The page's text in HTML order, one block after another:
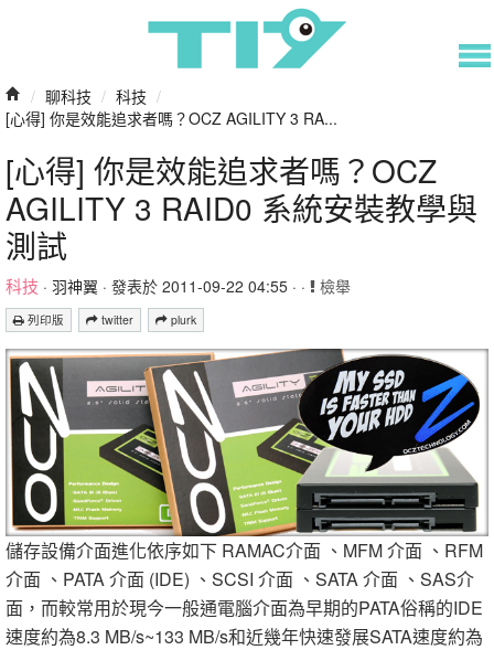
/ 聊科技 / 科技 /
[心得] 你是效能追求者嗎？OCZ AGILITY 3 RA...
[心得] 你是效能追求者嗎？OCZ
AGILITY 3 RAID0 系統安裝教學與
測試
科技 · 羽神翼 · 發表於 2011-09-22 04:55 · · 檢舉
列印版 twitter plurk
儲存設備介面進化依序如下 RAMAC介面 、MFM 介面 、RFM
介面 、PATA 介面 (IDE) 、SCSI 介面 、SATA 介面 、SAS介
面，而較常用於現今一般通電腦介面為早期的PATA俗稱的IDE
速度約為8.3 MB/s~133 MB/s和近幾年快速發展SATA速度約為